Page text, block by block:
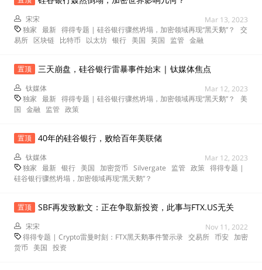
宋宋
Mar 13, 2023
独家 最新 得得专题 | 硅谷银行骤然坍塌，加密领域再现“黑天鹅”？
交
易所 区块链 比特币 以太坊 银行 美国 英国 监管 金融
置顶 三天崩盘，硅谷银行雷暴事件始末 | 钛媒体焦点
钛媒体
Mar 12, 2023
独家 最新 得得专题 | 硅谷银行骤然坍塌，加密领域再现“黑天鹅”？
美
国 金融 监管 政策
置顶 40年的硅谷银行，败给百年美联储
钛媒体
Mar 12, 2023
独家 最新 银行 美国 加密货币 Silvergate 监管 政策 得得专题 |
硅谷银行骤然坍塌，加密领域再现“黑天鹅”？
置顶 SBF再发致歉文：正在争取新投资，此事与FTX.US无关
宋宋
Nov 11, 2022
得得专题 | Crypto雷曼时刻：FTX黑天鹅事件警示录 交易所 币安 加密
货币
美国 投资